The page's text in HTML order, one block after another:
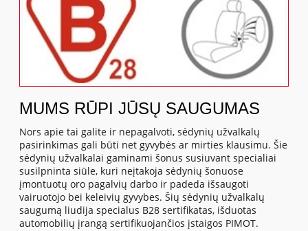
MUMS RŪPI JŪSŲ SAUGUMAS
Nors apie tai galite ir nepagalvoti, sėdynių užvalkalų
pasirinkimas gali būti net gyvybės ar mirties klausimu. Šie
sėdynių užvalkalai gaminami šonus susiuvant specialiai
susilpninta siūle, kuri neįtakoja sėdynių šonuose
įmontuotų oro pagalvių darbo ir padeda išsaugoti
vairuotojo bei keleivių gyvybes. Šių sėdynių užvalkalų
saugumą liudija specialus B28 sertifikatas, išduotas
automobilių įrangą sertifikuojančios įstaigos PIMOT.